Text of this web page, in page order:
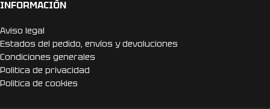
INFORMACIÓN
Aviso legal
Estados del pedido, envíos y devoluciones
Condiciones generales
Politica de privacidad
Politica de cookies